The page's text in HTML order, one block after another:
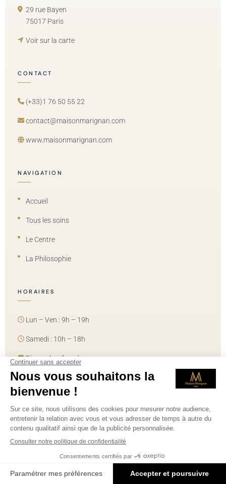
29 rue Bayen
75017 Paris
Voir sur la carte
CONTACT
(+33)1 76 50 55 22
contact@maisonmarignan.com
www.maisonmarignan.com
NAVIGATION
Accueil
Tous les soins
Le Centre
La Philosophie
HORAIRES
Lun – Ven : 9h – 19h
Samedi : 10h – 18h
Dimanche : fermé
ESPACE PROFESSIONNELS DE SANTÉ
FORMATIONS MÉDICALES — ÉCOLE MARIGNAN